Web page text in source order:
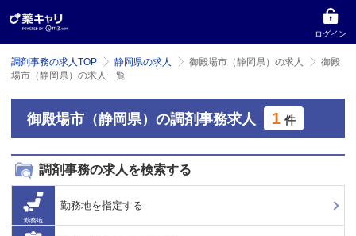
ログイン
調剤事務の求人TOP 静岡県の求人 御殿場市（静岡県）の求人
御殿
場市（静岡県）の求人一覧
御殿場市（静岡県）の調剤事務求人 1 件
調剤事務の求人を検索する
勤務地
勤務地を指定する